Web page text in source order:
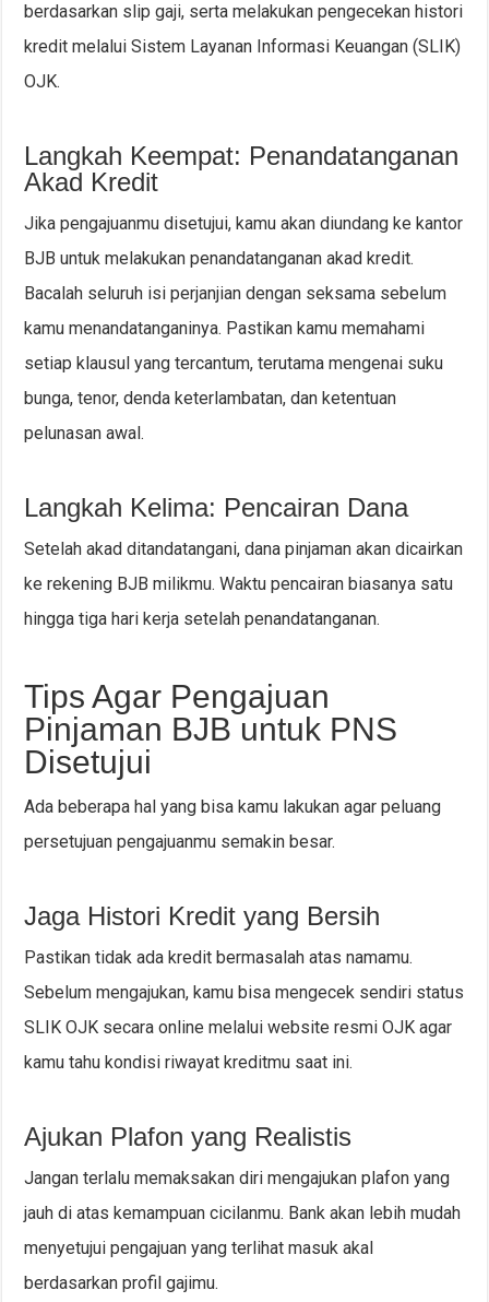
berdasarkan slip gaji, serta melakukan pengecekan histori
kredit melalui Sistem Layanan Informasi Keuangan (SLIK)
OJK.
Langkah Keempat: Penandatanganan
Akad Kredit
Jika pengajuanmu disetujui, kamu akan diundang ke kantor
BJB untuk melakukan penandatanganan akad kredit.
Bacalah seluruh isi perjanjian dengan seksama sebelum
kamu menandatanganinya. Pastikan kamu memahami
setiap klausul yang tercantum, terutama mengenai suku
bunga, tenor, denda keterlambatan, dan ketentuan
pelunasan awal.
Langkah Kelima: Pencairan Dana
Setelah akad ditandatangani, dana pinjaman akan dicairkan
ke rekening BJB milikmu. Waktu pencairan biasanya satu
hingga tiga hari kerja setelah penandatanganan.
Tips Agar Pengajuan
Pinjaman BJB untuk PNS
Disetujui
Ada beberapa hal yang bisa kamu lakukan agar peluang
persetujuan pengajuanmu semakin besar.
Jaga Histori Kredit yang Bersih
Pastikan tidak ada kredit bermasalah atas namamu.
Sebelum mengajukan, kamu bisa mengecek sendiri status
SLIK OJK secara online melalui website resmi OJK agar
kamu tahu kondisi riwayat kreditmu saat ini.
Ajukan Plafon yang Realistis
Jangan terlalu memaksakan diri mengajukan plafon yang
jauh di atas kemampuan cicilanmu. Bank akan lebih mudah
menyetujui pengajuan yang terlihat masuk akal
berdasarkan profil gajimu.